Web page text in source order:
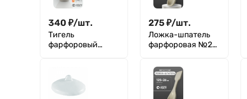
340 ₽/шт.
Тигель
фарфоровый
ГОСТ 9147-80
275₽/шт.
Ложка-шпатель
фарфоровая №2